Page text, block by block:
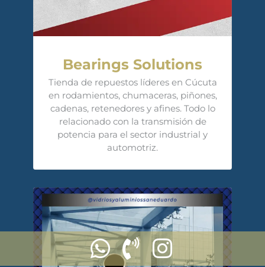
Bearings Solutions
Tienda de repuestos líderes en Cúcuta
en rodamientos, chumaceras, piñones,
cadenas, retenedores y afines. Todo lo
relacionado con la transmisión de
potencia para el sector industrial y
automotriz.